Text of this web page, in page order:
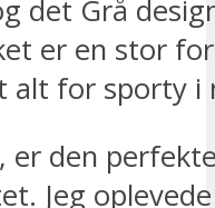
det Grå
er en stor
alt for sporty i
er den
Jeg